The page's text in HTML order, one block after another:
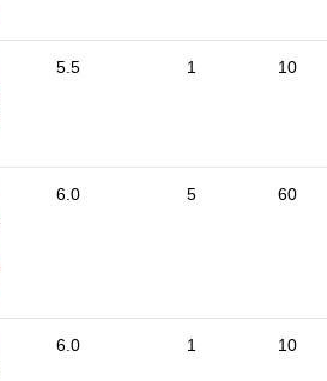
5.5 1 10
6.0 5 60
6.0 1 10